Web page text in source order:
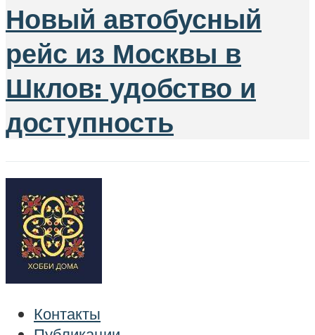
Новый автобусный
рейс из Москвы в
Шклов: удобство и
доступность
Контакты